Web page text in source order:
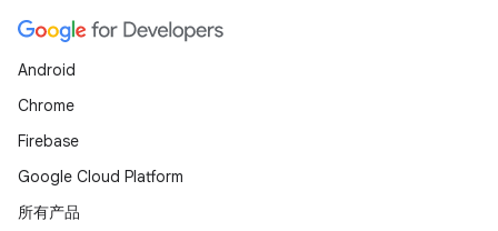
Android
Chrome
Firebase
Google Cloud Platform
所有产品